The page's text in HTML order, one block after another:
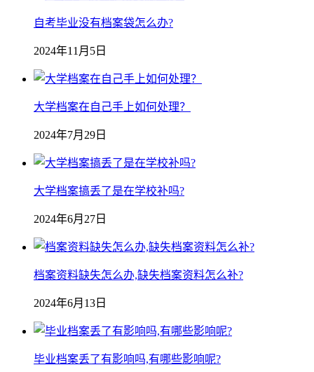
自考毕业没有档案袋怎么办?
2024年11月5日
大学档案在自己手上如何处理？
2024年7月29日
大学档案搞丢了是在学校补吗?
2024年6月27日
档案资料缺失怎么办,缺失档案资料怎么补?
2024年6月13日
毕业档案丢了有影响吗,有哪些影响呢?